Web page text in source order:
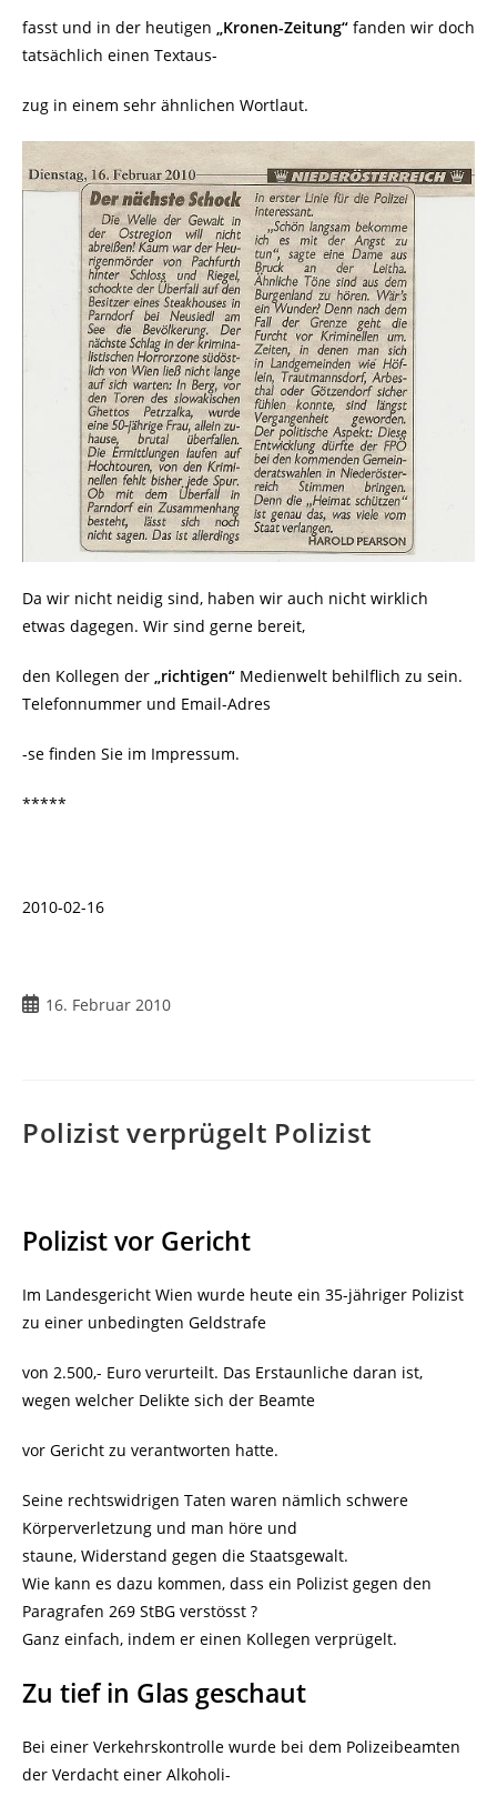
fasst und in der heutigen „Kronen-Zeitung“ fanden wir doch
tatsächlich einen Textaus-
zug in einem sehr ähnlichen Wortlaut.
Da wir nicht neidig sind, haben wir auch nicht wirklich
etwas dagegen. Wir sind gerne bereit,
den Kollegen der „richtigen“ Medienwelt behilflich zu sein.
Telefonnummer und Email-Adres
-se finden Sie im Impressum.
*****
2010-02-16
Beitrag16. Februar 2010
Polizist verprügelt Polizist
Polizist vor Gericht
Im Landesgericht Wien wurde heute ein 35-jähriger Polizist
zu einer unbedingten Geldstrafe
von 2.500,- Euro verurteilt. Das Erstaunliche daran ist,
wegen welcher Delikte sich der Beamte
vor Gericht zu verantworten hatte.
Seine rechtswidrigen Taten waren nämlich schwere
Körperverletzung und man höre und
staune, Widerstand gegen die Staatsgewalt.
Wie kann es dazu kommen, dass ein Polizist gegen den
Paragrafen 269 StBG verstösst ?
Ganz einfach, indem er einen Kollegen verprügelt.
Zu tief in Glas geschaut
Bei einer Verkehrskontrolle wurde bei dem Polizeibeamten
der Verdacht einer Alkoholi-